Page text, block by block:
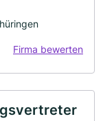
Firma bewerten